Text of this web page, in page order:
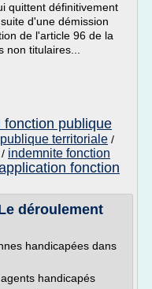
quittent définitivement
d'une démission
de l'article 96 de la
titulaires...
publique
territoriale /
/ indemnite fonction
fonction
déroulement
handicapées dans
handicapés